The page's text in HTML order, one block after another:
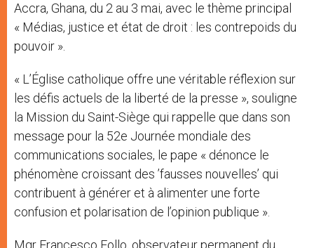
Accra, Ghana, du 2 au 3 mai, avec le thème principal
« Médias, justice et état de droit : les contrepoids du
pouvoir ».
« L’Église catholique offre une véritable réflexion sur
les défis actuels de la liberté de la presse », souligne
la Mission du Saint-Siège qui rappelle que dans son
message pour la 52e Journée mondiale des
communications sociales, le pape « dénonce le
phénomène croissant des ’fausses nouvelles’ qui
contribuent à générer et à alimenter une forte
confusion et polarisation de l’opinion publique ».